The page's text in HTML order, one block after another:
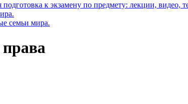
подготовка к экзамену по предмету: лекции, видео,
семьи мира.
права